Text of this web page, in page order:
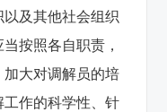
及其他社会组织
按照各自职责，
大对调解员的培
作的科学性、针